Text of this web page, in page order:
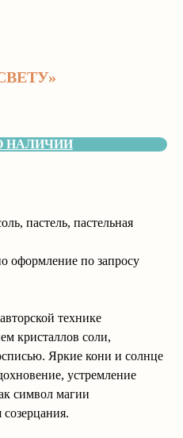
НАЛИЧИИ
пастель, пастельная
оформление по запросу
технике
кристаллов соли,
Яркие кони и солнце
устремление
символ магии